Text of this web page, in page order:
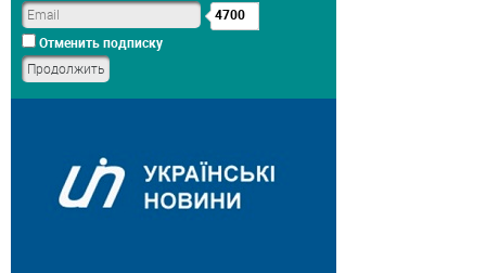
4700
Отменить подписку